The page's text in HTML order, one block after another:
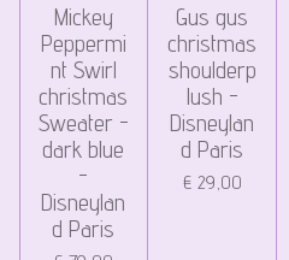
Mickey
Peppermi
nt Swirl
christmas
Sweater -
dark blue
-
Disneylan
d Paris
Gus gus
christmas
shoulderp
lush -
Disneylan
d Paris
€ 29,00